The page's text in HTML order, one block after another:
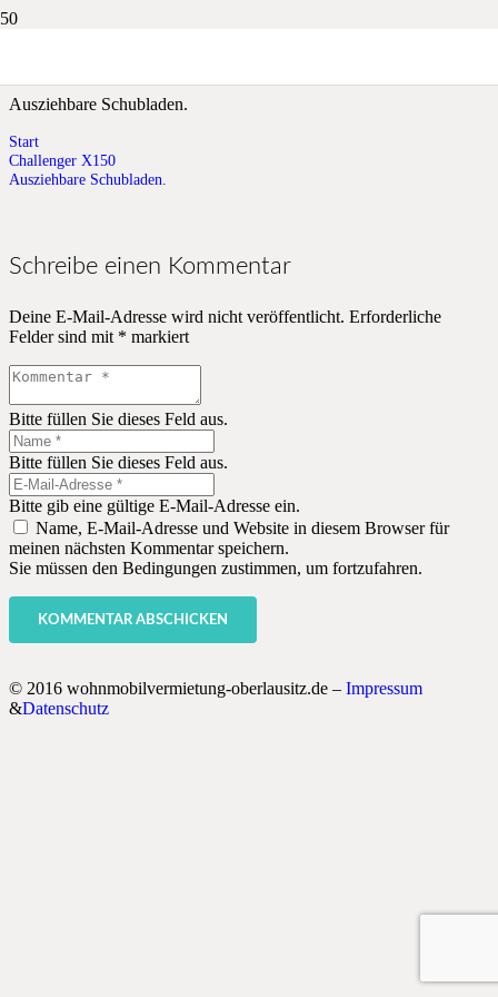
Ausziehbare Schubladen.
Start
Challenger X150
Ausziehbare Schubladen.
Schreibe einen Kommentar
Deine E-Mail-Adresse wird nicht veröffentlicht. Erforderliche
Felder sind mit * markiert
Bitte füllen Sie dieses Feld aus.
Bitte füllen Sie dieses Feld aus.
Bitte gib eine gültige E-Mail-Adresse ein.
Name, E-Mail-Adresse und Website in diesem Browser für
meinen nächsten Kommentar speichern.
Sie müssen den Bedingungen zustimmen, um fortzufahren.
KOMMENTAR ABSCHICKEN
© 2016 wohnmobilvermietung-oberlausitz.de – Impressum
&Datenschutz